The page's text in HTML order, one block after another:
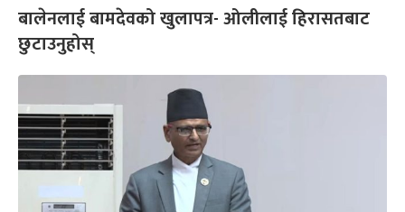
बालेनलाई बामदेवको खुलापत्र- ओलीलाई हिरासतबाट
छुटाउनुहोस्